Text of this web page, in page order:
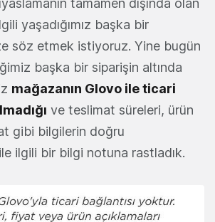
tamamen dışında olan
yaşadığımız başka bir
söz etmek istiyoruz. Yine bugün
başka bir siparişin altında
mağazanın Glovo ile ticari
ve teslimat süreleri, ürün
gibi bilgilerin doğru
ilgili bir bilgi notuna rastladık.